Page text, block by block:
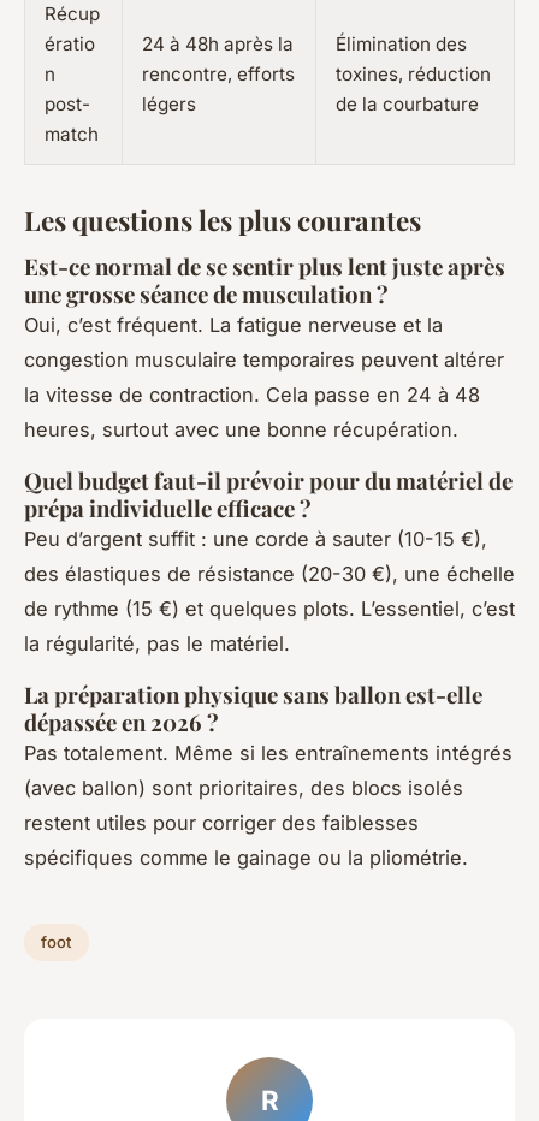
Récup
ératio
n
post-
match
24 à 48h après la
rencontre, efforts
légers
Élimination des
toxines, réduction
de la courbature
Les questions les plus courantes
Est-ce normal de se sentir plus lent juste après
une grosse séance de musculation ?
Oui, c’est fréquent. La fatigue nerveuse et la
congestion musculaire temporaires peuvent altérer
la vitesse de contraction. Cela passe en 24 à 48
heures, surtout avec une bonne récupération.
Quel budget faut-il prévoir pour du matériel de
prépa individuelle efficace ?
Peu d’argent suffit : une corde à sauter (10-15 €),
des élastiques de résistance (20-30 €), une échelle
de rythme (15 €) et quelques plots. L’essentiel, c’est
la régularité, pas le matériel.
La préparation physique sans ballon est-elle
dépassée en 2026 ?
Pas totalement. Même si les entraînements intégrés
(avec ballon) sont prioritaires, des blocs isolés
restent utiles pour corriger des faiblesses
spécifiques comme le gainage ou la pliométrie.
foot
R